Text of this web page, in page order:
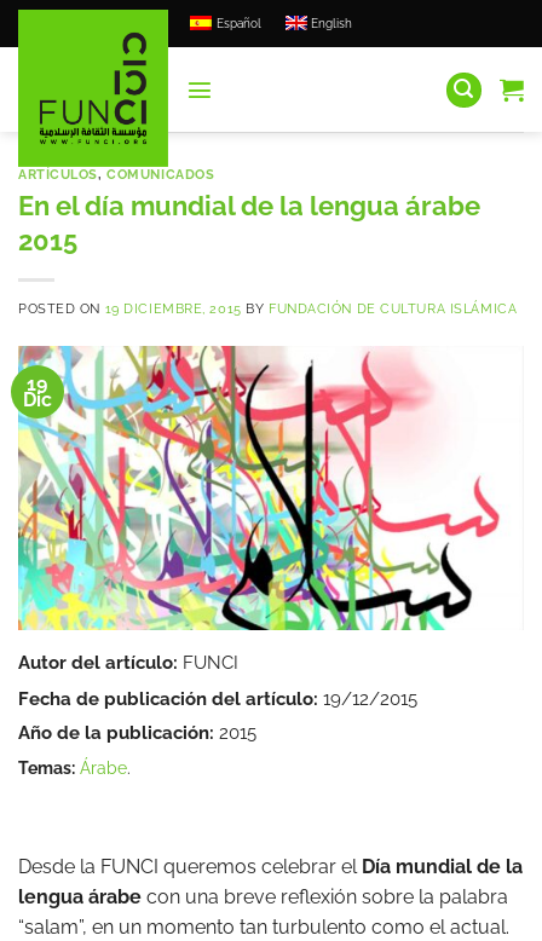
Saltar
al
Español English
ARTÍCULOS,COMUNICADOS
En el día mundial de la lengua árabe
2015
POSTED ON 19 DICIEMBRE, 2015 BY FUNDACIÓN DE CULTURA ISLÁMICA
19
Dic
Autor del artículo: FUNCI
Fecha de publicación del artículo: 19/12/2015
Año de la publicación: 2015
Temas: Árabe.
Desde la FUNCI queremos celebrar el Día mundial de la
lengua árabe con una breve reflexión sobre la palabra
“salam”, en un momento tan turbulento como el actual.